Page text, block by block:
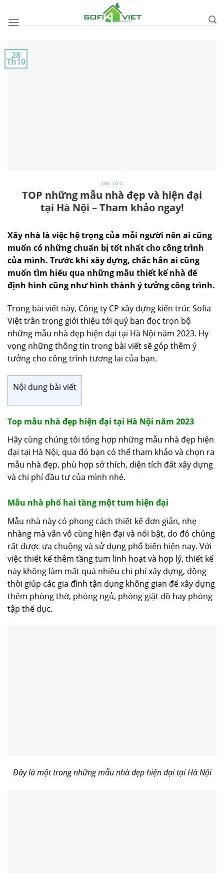
content
28
Th10
TIN TỨC
TOP những mẫu nhà đẹp và hiện đại
tại Hà Nội – Tham khảo ngay!
Xây nhà là việc hệ trọng của mỗi người nên ai cũng
muốn có những chuẩn bị tốt nhất cho công trình
của mình. Trước khi xây dựng, chắc hẳn ai cũng
muốn tìm hiểu qua những mẫu thiết kế nhà để
định hình cũng như hình thành ý tưởng công trình.
Trong bài viết này, Công ty CP xây dựng kiến trúc Sofia
Việt trân trọng giới thiệu tới quý bạn đọc trọn bộ
những mẫu nhà đẹp hiện đại tại Hà Nội năm 2023. Hy
vọng những thông tin trong bài viết sẽ góp thêm ý
tưởng cho công trình tương lai của bạn.
Nội dung bài viết
Top mẫu nhà đẹp hiện đại tại Hà Nội năm 2023
Hãy cùng chúng tôi tổng hợp những mẫu nhà đẹp hiện
đại tại Hà Nội, qua đó bạn có thể tham khảo và chọn ra
mẫu nhà đẹp, phù hợp sở thích, diện tích đất xây dựng
và chi phí đầu tư của mình nhé.
Mẫu nhà phố hai tầng một tum hiện đại
Mẫu nhà này có phong cách thiết kế đơn giản, nhẹ
nhàng mà vẫn vô cùng hiện đại và nổi bật, do đó chúng
rất được ưa chuộng và sử dụng phổ biến hiện nay. Với
việc thiết kế thêm tầng tum linh hoạt và hợp lý, thiết kế
này không làm mất quá nhiều chi phí xây dựng, đồng
thời giúp các gia đình tận dụng không gian để xây dựng
thêm phòng thờ, phòng ngủ, phòng giặt đồ hay phòng
tập thể dục.
Đây là một trong những mẫu nhà đẹp hiện đại tại Hà Nội